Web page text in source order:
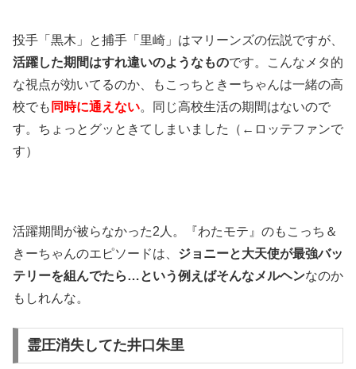
投手「黒木」と捕手「里崎」はマリーンズの伝説ですが、
活躍した期間はすれ違いのようなものです。こんなメタ的
な視点が効いてるのか、もこっちときーちゃんは一緒の高
校でも 同時に通えない。同じ高校生活の期間はないので
す。ちょっとグッときてしまいました（←ロッテファンで
す）
活躍期間が被らなかった2人。『わたモテ』のもこっち＆
きーちゃんのエピソードは、 ジョニーと大天使が最強バッ
テリーを組んでたら…という例えばそんなメルヘンなのか
もしれんな。
霊圧消失してた井口朱里